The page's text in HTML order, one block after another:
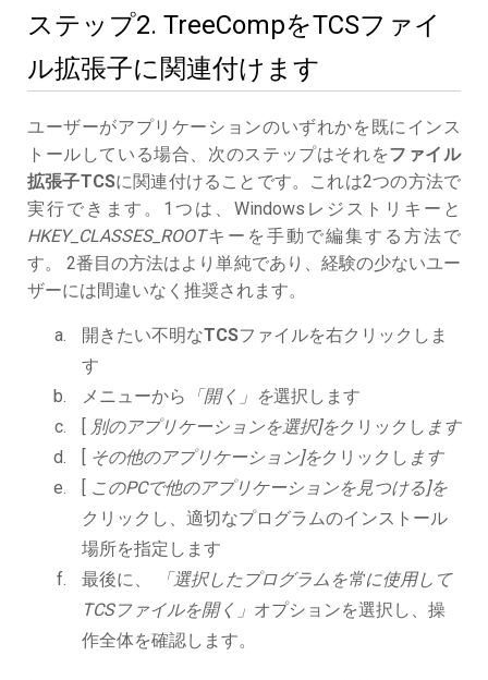
ステップ2. TreeCompをTCSファイ
ル拡張子に関連付けます
ユーザーがアプリケーションのいずれかを既にインス
トールしている場合、次のステップはそれをファイル
拡張子TCSに関連付けることです。これは2つの方法で
実行できます。1つは、Windowsレジストリキーと
HKEY_CLASSES_ROOTキーを手動で編集する方法で
す。 2番目の方法はより単純であり、経験の少ないユー
ザーには間違いなく推奨されます。
開きたい不明なTCSファイルを右クリックしま
す
メニューから
「開く」を選択します
[ 別のアプリケーションを選択]をクリックし ます
[ その他のアプリケーション]をクリックし ます
[ このPCで他のアプリケーションを見つける]を
クリックし、適切なプログラムのインストール
場所を指定します
最後に、
「選択したプログラムを常に使用して
TCSファイルを開く」 オプションを選択し、操
作全体を確認します。